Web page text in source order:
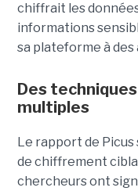
chiffrait les
informations
sa plateforme à
Des
multiples
Le rapport de
de chiffrement
chercheurs ont